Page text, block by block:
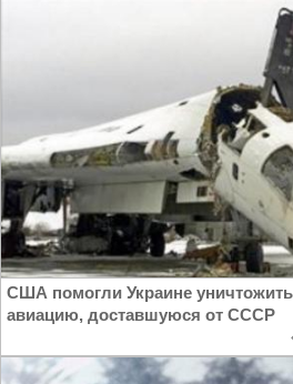
США помогли Украине
авиацию, доставшуюся от СССР